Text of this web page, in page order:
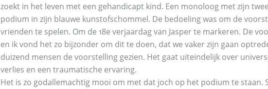
zoekt in het leven met een gehandicapt kind. Een monoloog met zijn
podium in zijn blauwe kunstofschommel. De bedoeling was om de
vrienden te spelen. Om de 18e verjaardag van Jasper te markeren. De
en ik vond het zo bijzonder om dit te doen, dat we vaker zijn gaan
duizend mensen de voorstelling gezien. Het gaat uiteindelijk over
verlies en een traumatische ervaring.
Het is zo godallemachtig mooi om met dat joch op het podium te